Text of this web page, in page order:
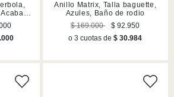
Anillo Matrix, Talla baguette,
Azules, Baño de rodio
$ 169.000
$ 92.950
o 3 cuotas de$ 30.984